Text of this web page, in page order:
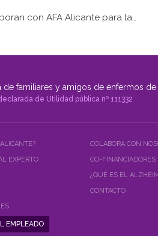
con AFA Alicante para la…
de familiares y amigos de enfermos
de Utilidad pública nº 111332
EXPERTO
COLABORA CON
CO-FINANCIADORES
¿QUÉ ES EL
CONTACTO